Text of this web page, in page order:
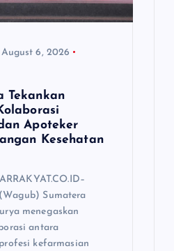
August 6, 2026
Tekankan
Apoteker
Kesehatan
Sumatera
menegaskan
antara
kefarmasian